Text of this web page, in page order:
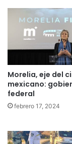
Morelia, eje del
mexicano:
federal
febrero 17, 2024